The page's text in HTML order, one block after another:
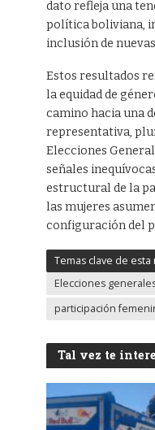
dato refleja una
política boliviana,
inclusión de
Estos resultados
la equidad de
camino hacia una
representativa,
Elecciones
señales
estructural de la
las mujeres
configuración del
Temas clave de esta
Elecciones
participación
Tal vez te